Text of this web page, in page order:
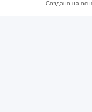
Создано на